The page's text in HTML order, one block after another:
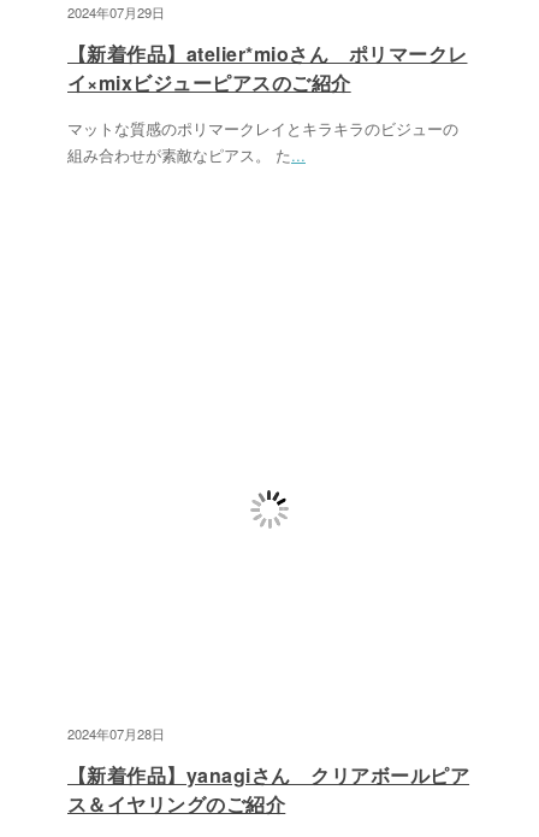
2024年07月29日
【新着作品】atelier*mioさん ポリマークレ
イ×mixビジューピアスのご紹介
マットな質感のポリマークレイとキラキラのビジューの
組み合わせが素敵なピアス。 た...
2024年07月28日
【新着作品】yanagiさん クリアボールピア
ス＆イヤリングのご紹介